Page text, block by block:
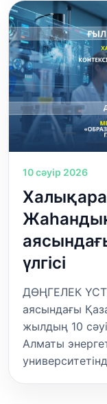
10 сәуір 2026
үлгісі
ДӨҢГЕЛЕК
аясындағы
жылдың 10
Алматы